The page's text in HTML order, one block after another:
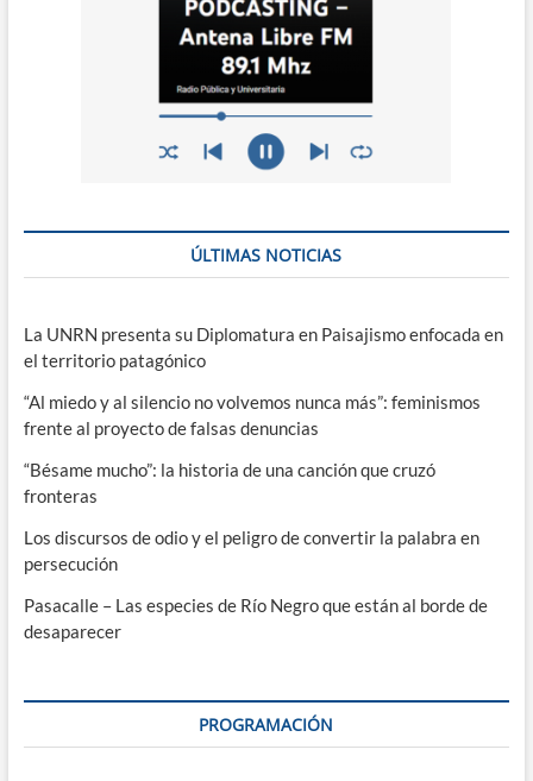
ÚLTIMAS NOTICIAS
La UNRN presenta su Diplomatura en Paisajismo enfocada en
el territorio patagónico
“Al miedo y al silencio no volvemos nunca más”: feminismos
frente al proyecto de falsas denuncias
“Bésame mucho”: la historia de una canción que cruzó
fronteras
Los discursos de odio y el peligro de convertir la palabra en
persecución
Pasacalle – Las especies de Río Negro que están al borde de
desaparecer
PROGRAMACIÓN